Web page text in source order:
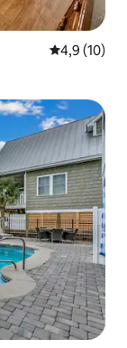
4,9 av 5 i
4,9 (10)